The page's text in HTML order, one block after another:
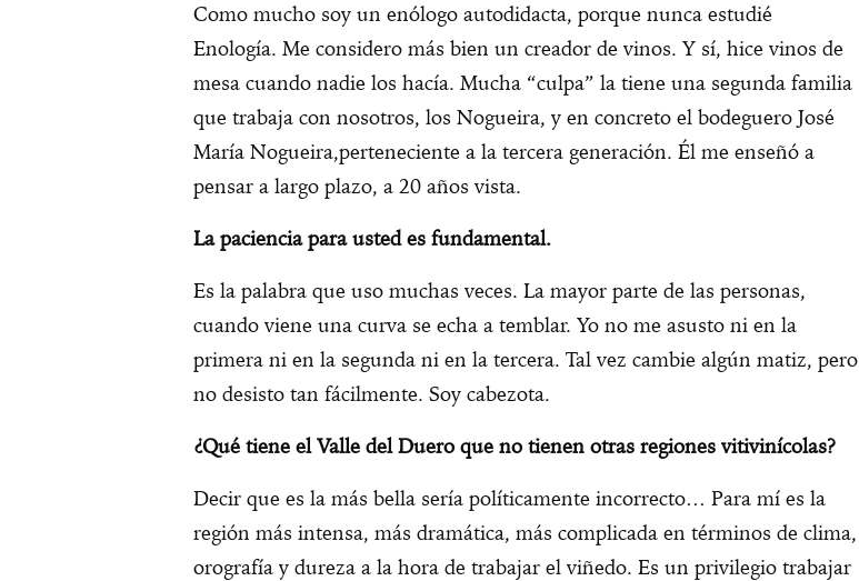
Como mucho soy un enólogo autodidacta, porque nunca estudié
Enología. Me considero más bien un creador de vinos. Y sí, hice vinos de
mesa cuando nadie los hacía. Mucha “culpa” la tiene una segunda familia
que trabaja con nosotros, los Nogueira, y en concreto el bodeguero José
María Nogueira,perteneciente a la tercera generación. Él me enseñó a
pensar a largo plazo, a 20 años vista.
La paciencia para usted es fundamental.
Es la palabra que uso muchas veces. La mayor parte de las personas,
cuando viene una curva se echa a temblar. Yo no me asusto ni en la
primera ni en la segunda ni en la tercera. Tal vez cambie algún matiz, pero
no desisto tan fácilmente. Soy cabezota.
¿Qué tiene el Valle del Duero que no tienen otras regiones vitivinícolas?
Decir que es la más bella sería políticamente incorrecto… Para mí es la
región más intensa, más dramática, más complicada en términos de clima,
orografía y dureza a la hora de trabajar el viñedo. Es un privilegio trabajar